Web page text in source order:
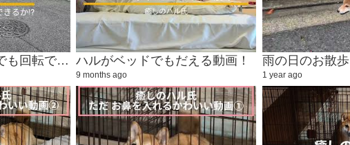
癒しのハル氏 10歳でも回転できるか!? ハルがベッドでもだえる動画！
9 months ago
雨の日のお散歩
1 year ago